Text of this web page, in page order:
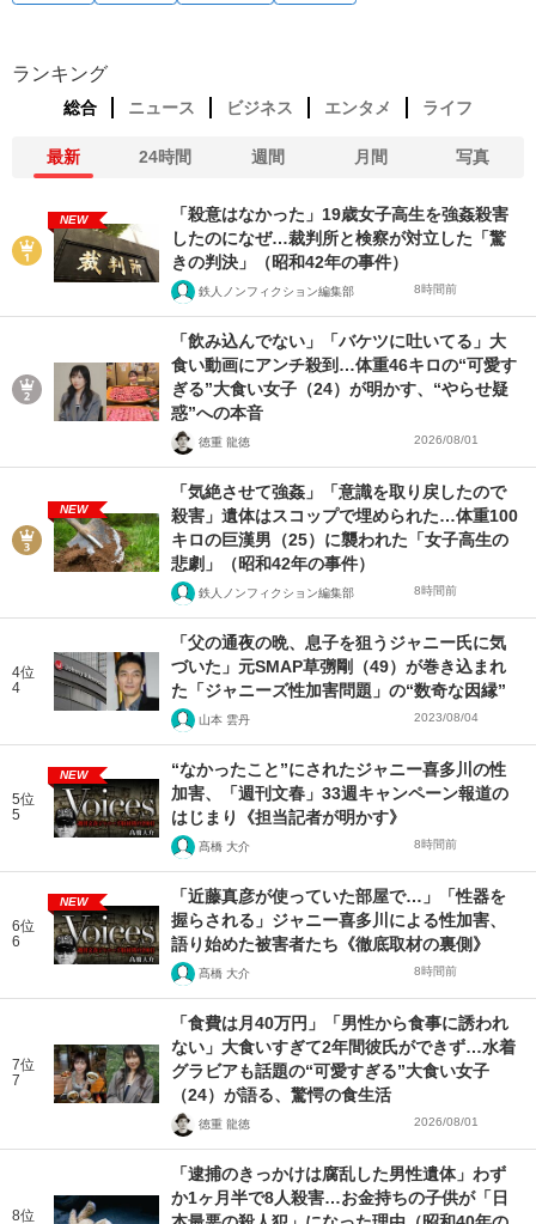
ランキング
総合 ニュース ビジネス エンタメ ライフ
最新 24時間 週間 月間 写真
NEW
「殺意はなかった」19歳女子高生を強姦殺害
したのになぜ…裁判所と検察が対立した「驚
きの判決」（昭和42年の事件）
鉄人ノンフィクション編集部 8時間前
「飲み込んでない」「バケツに吐いてる」大
食い動画にアンチ殺到…体重46キロの“可愛す
ぎる”大食い女子（24）が明かす、“やらせ疑
惑”への本音
徳重 龍徳 2026/08/01
NEW
「気絶させて強姦」「意識を取り戻したので
殺害」遺体はスコップで埋められた…体重100
キロの巨漢男（25）に襲われた「女子高生の
悲劇」（昭和42年の事件）
鉄人ノンフィクション編集部 8時間前
4位
4
「父の通夜の晩、息子を狙うジャニー氏に気
づいた」元SMAP草彅剛（49）が巻き込まれ
た「ジャニーズ性加害問題」の“数奇な因縁”
山本 雲丹 2023/08/04
5位
5
NEW
“なかったこと”にされたジャニー喜多川の性
加害、「週刊文春」33週キャンペーン報道の
はじまり《担当記者が明かす》
髙橋 大介 8時間前
6位
6
NEW
「近藤真彦が使っていた部屋で…」「性器を
握らされる」ジャニー喜多川による性加害、
語り始めた被害者たち《徹底取材の裏側》
髙橋 大介 8時間前
7位
7
「食費は月40万円」「男性から食事に誘われ
ない」大食いすぎて2年間彼氏ができず…水着
グラビアも話題の“可愛すぎる”大食い女子
（24）が語る、驚愕の食生活
徳重 龍徳 2026/08/01
8位
「逮捕のきっかけは腐乱した男性遺体」わず
か1ヶ月半で8人殺害…お金持ちの子供が「日